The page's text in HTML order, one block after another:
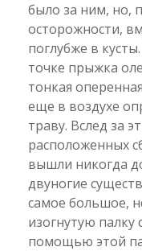
было за ним, но,
осторожности,
поглубже в
точке прыжка
тонкая
еще в воздухе
траву. Вслед за
расположенных
вышли никогда
двуногие
самое большое,
изогнутую палку
помощью этой